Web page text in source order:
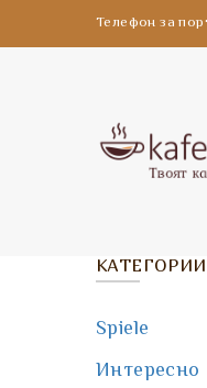
Телефон за
КАТЕГОРИИ
Spiele
Интересно